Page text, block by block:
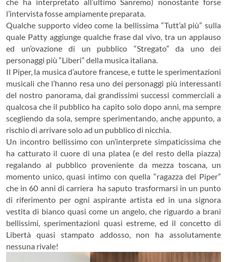
l’intervista fosse ampiamente preparata.
Qualche supporto video come la bellissima “Tutt’al più” sulla
quale Patty aggiunge qualche frase dal vivo, tra un applauso
ed un’ovazione di un pubblico “Stregato” da uno dei
personaggi più “Liberi” della musica italiana.
Il Piper, la musica d’autore francese, e tutte le sperimentazioni
musicali che l’hanno resa uno dei personaggi più interessanti
del nostro panorama, dai grandissimi successi commerciali a
qualcosa che il pubblico ha capito solo dopo anni, ma sempre
scegliendo da sola, sempre sperimentando, anche appunto, a
rischio di arrivare solo ad un pubblico di nicchia.
Un incontro bellissimo con un’interprete simpaticissima che
ha catturato il cuore di una platea (e del resto della piazza)
regalando al pubblico proveniente da mezza toscana, un
momento unico, quasi intimo con quella “ragazza del Piper”
che in 60 anni di carriera ha saputo trasformarsi in un punto
di riferimento per ogni aspirante artista ed in una signora
vestita di bianco quasi come un angelo, che riguardo a brani
bellissimi, sperimentazioni quasi estreme, ed il concetto di
Libertà quasi stampato addosso, non ha assolutamente
nessuna rivale!